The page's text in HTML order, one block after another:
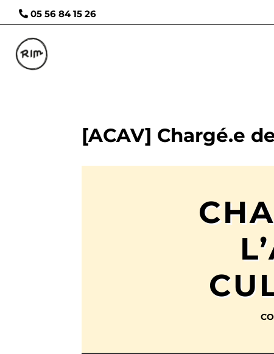
05 56 84 15 26
[ACAV] Chargé.e